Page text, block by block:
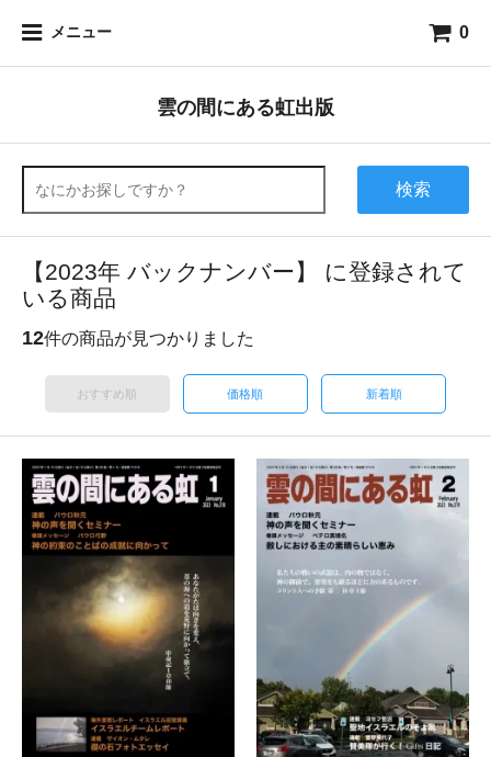
メニュー 0
雲の間にある虹出版
検索
【2023年 バックナンバー】 に登録されて
いる商品
12件の商品が見つかりました
おすすめ順 価格順 新着順